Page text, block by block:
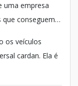
uma empresa
conseguem
os veículos
cardan. Ela é